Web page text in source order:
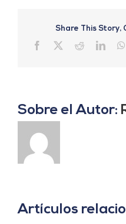
Share This Story,
Facebook Reddit
Sobre el Autor:
Artículos